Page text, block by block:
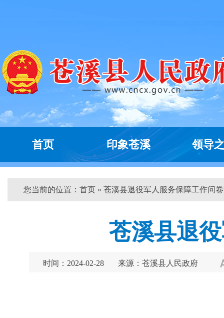
首页 印象苍溪 领导
您当前的位置： 首页 » 苍溪县退役军人服务保障工作问
苍溪县退
时间：2024-02-28 来源：苍溪县人民政府